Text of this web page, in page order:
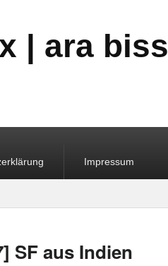
| ara biss
Impressum
SF aus Indien